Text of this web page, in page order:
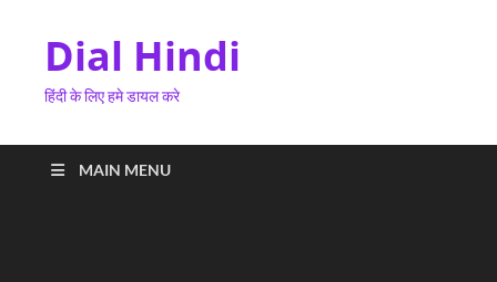
Dial Hindi
हिंदी के लिए हमे डायल करे
MAIN MENU